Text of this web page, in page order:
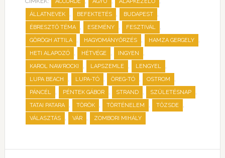
ÁLLATNEVEK , BEFEKTETÉS , BUDAPEST ,
ÉBRESZTŐ TÉMA , ESEMÉNY , FESZTIVÁL ,
GÖRÖGH ATTILA , HAGYOMÁNYŐRZÉS , HAMZA GERGELY ,
HETI ALAPOZÓ , HÉTVÉGE , INGYEN ,
KAROL NAWROCKI , LAPSZEMLE , LENGYEL ,
LUPA BEACH , LUPA-TÓ , ÖREG-TÓ , OSTROM ,
PÁNCÉL , PÉNTEK GÁBOR , STRAND , SZÜLETÉSNAP ,
TATAI PATARA , TÖRÖK , TÖRTÉNELEM , TŐZSDE ,
VÁLASZTÁS , VÁR , ZOMBORI MIHÁLY